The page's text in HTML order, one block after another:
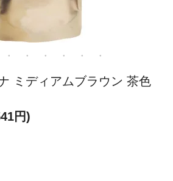
ミディアムブラウン 茶色
円)